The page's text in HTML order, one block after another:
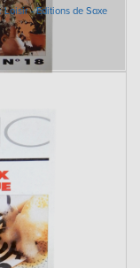
- Editions de Saxe